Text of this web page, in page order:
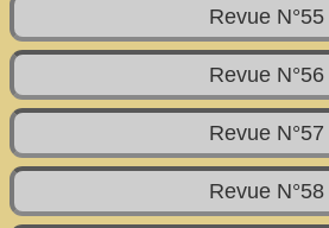
Revue N°55
Revue N°56
Revue N°57
Revue N°58